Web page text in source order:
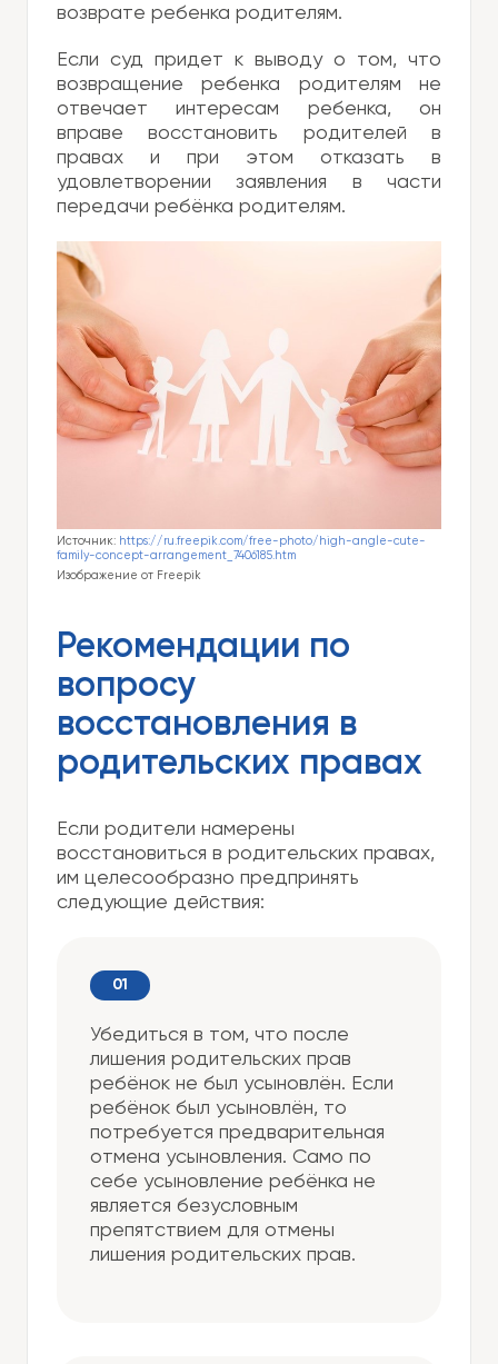
возврате ребенка родителям.
Если суд придет к выводу о том, что
возвращение ребенка родителям не
отвечает интересам ребенка, он
вправе восстановить родителей в
правах и при этом отказать в
удовлетворении заявления в части
передачи ребёнка родителям.
Источник: https://ru.freepik.com/free-photo/high-angle-cute-
family-concept-arrangement_7406185.htm
Изображение от Freepik
Рекомендации по
вопросу
восстановления в
родительских правах
Если родители намерены
восстановиться в родительских правах,
им целесообразно предпринять
следующие действия:
Убедиться в том, что после
лишения родительских прав
ребёнок не был усыновлён. Если
ребёнок был усыновлён, то
потребуется предварительная
отмена усыновления. Само по
себе усыновление ребёнка не
является безусловным
препятствием для отмены
лишения родительских прав.